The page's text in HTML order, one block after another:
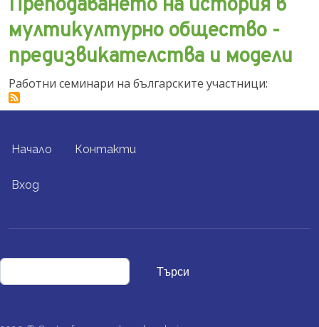
Преподаването на история в
мултикултурно общество -
предизвикателства и модели
Работни семинари на българските участници:
FOOTER MENU
Начало Контакти
USER ACCOUNT MENU
Вход
Търси